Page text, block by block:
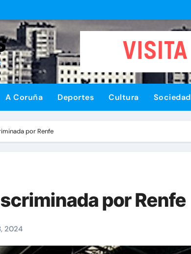
A Coruña Deportes Cultura Sociedad
por Renfe
por Renfe
2024